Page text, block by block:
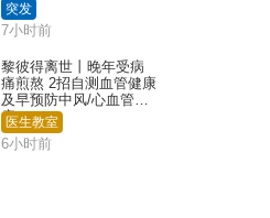
突发
7小时前
黎彼得离世丨晚年受病
痛煎熬 2招自测血管健康
及早预防中风/心血管疾
病医生教室
6小时前